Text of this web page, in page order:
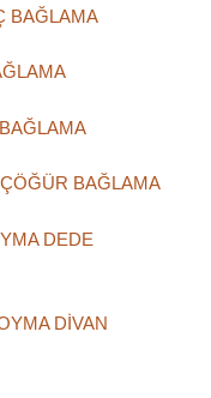
BAĞLAMA
BAĞLAMA
DEDE
DİVAN